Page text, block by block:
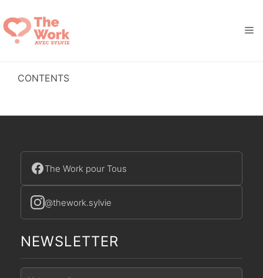
au
contenu
CONTENTS
The Work pour Tous
@thework.sylvie
NEWSLETTER